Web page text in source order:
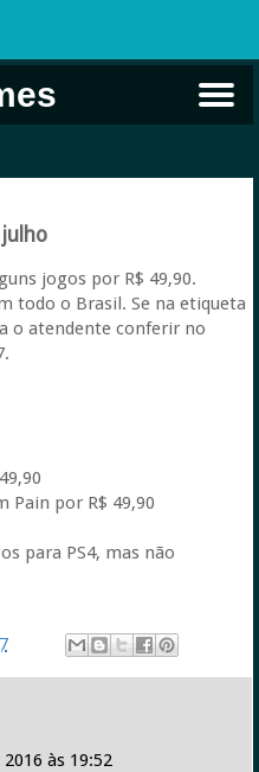
jogos por R$ 49,90.
todo o Brasil. Se na etiqueta
o atendente conferir no
Pain por R$ 49,90
para PS4, mas não
às 19:52